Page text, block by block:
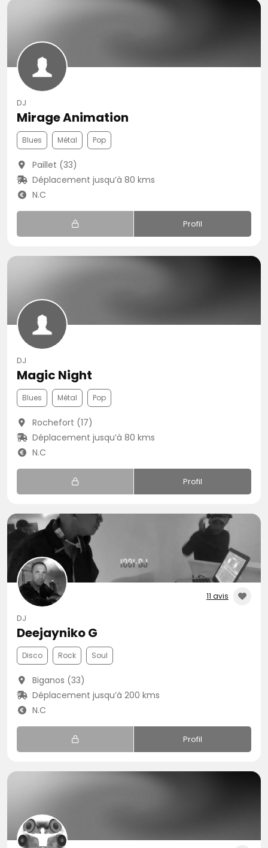
DJ
Mirage Animation
Blues Métal Pop
Paillet (33)
Déplacement jusqu’à 80 kms
N.C
Profil
DJ
Magic Night
Blues Métal Pop
Rochefort (17)
Déplacement jusqu’à 80 kms
N.C
Profil
11 avis
DJ
Deejayniko G
Disco Rock Soul
Biganos (33)
Déplacement jusqu’à 200 kms
N.C
Profil